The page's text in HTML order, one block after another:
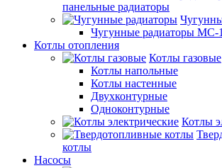
панельные радиаторы
Чугунные радиаторы МС-
Котлы отопления
Котлы газовые
Котлы напольные
Котлы настенные
Двухконтурные
Одноконтурные
Котлы
котлы
Насосы